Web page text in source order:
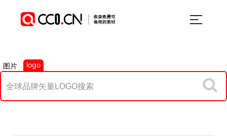
图片 logo